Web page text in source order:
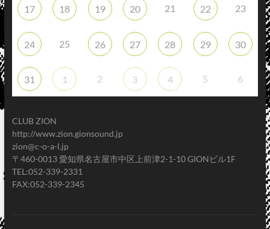
17 18 19 20 21 22 23
24 25 26 27 28 29 30
31 1 2 3 4 5 6
CLUB ZION
http://www.zion.gionsound.jp
zion@c-o-a-l.jp
〒460-0013 愛知県名古屋市中区上前津2-1-10 GIONビル1F
TEL:052-339-2331
FAX:052-339-2345